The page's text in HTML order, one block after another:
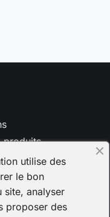
produits
ventesutilise des
le bon
site, analyser
proposer des